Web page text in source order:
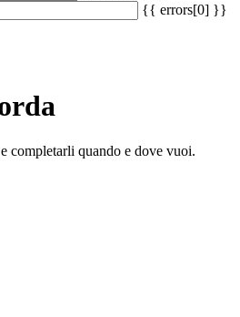
{{ errors[0] }}
completarli quando e dove vuoi.